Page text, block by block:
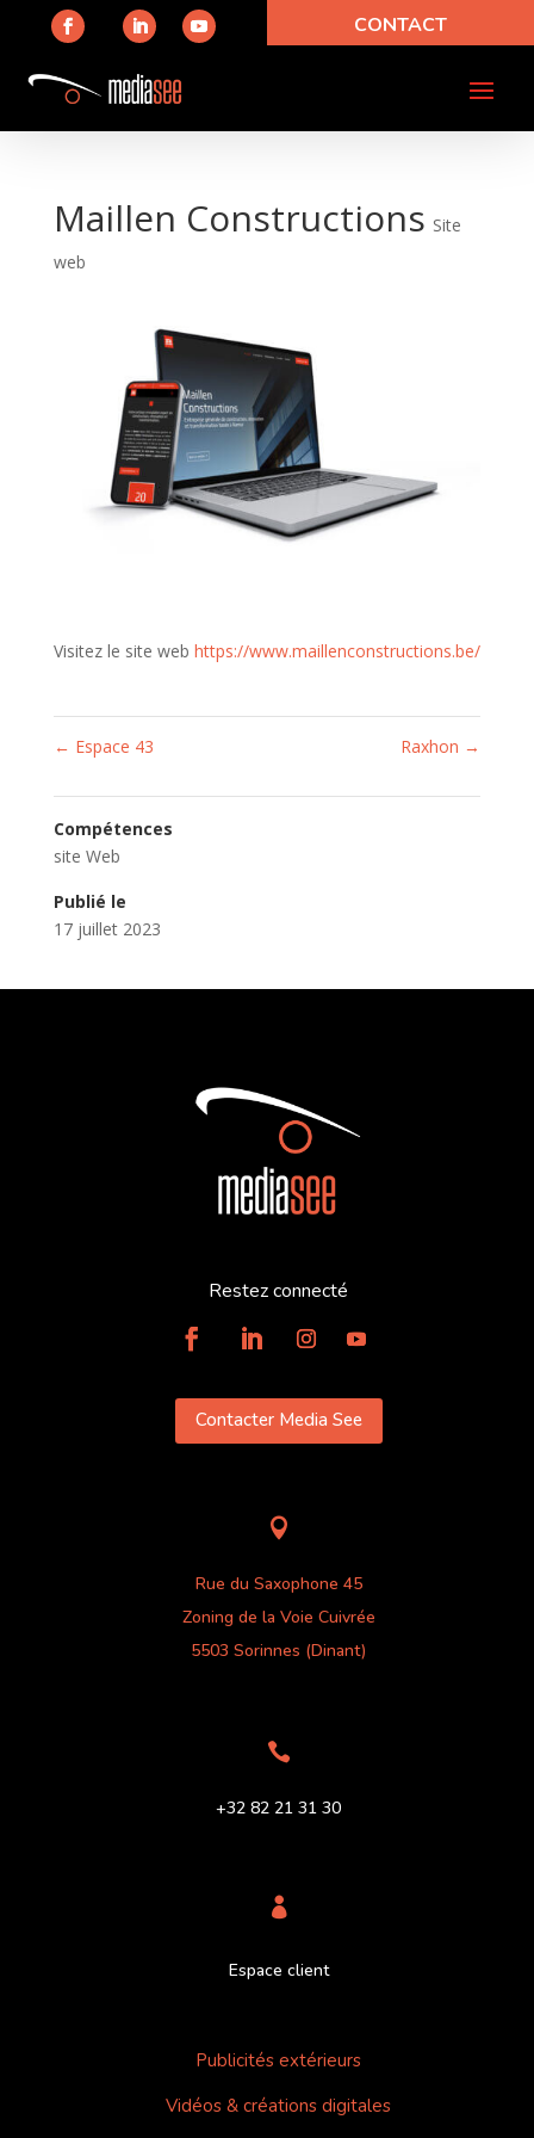
CONTACT
Maillen Constructions Site
web
Visitez le site web https://www.maillenconstructions.be/
← Espace 43 Raxhon →
Compétences
site Web
Publié le
17 juillet 2023
Restez connecté
Contacter Media See

Rue du Saxophone 45
Zoning de la Voie Cuivrée
5503 Sorinnes (Dinant)

+32 82 21 31 30

Espace client
Publicités extérieurs
Vidéos & créations digitales